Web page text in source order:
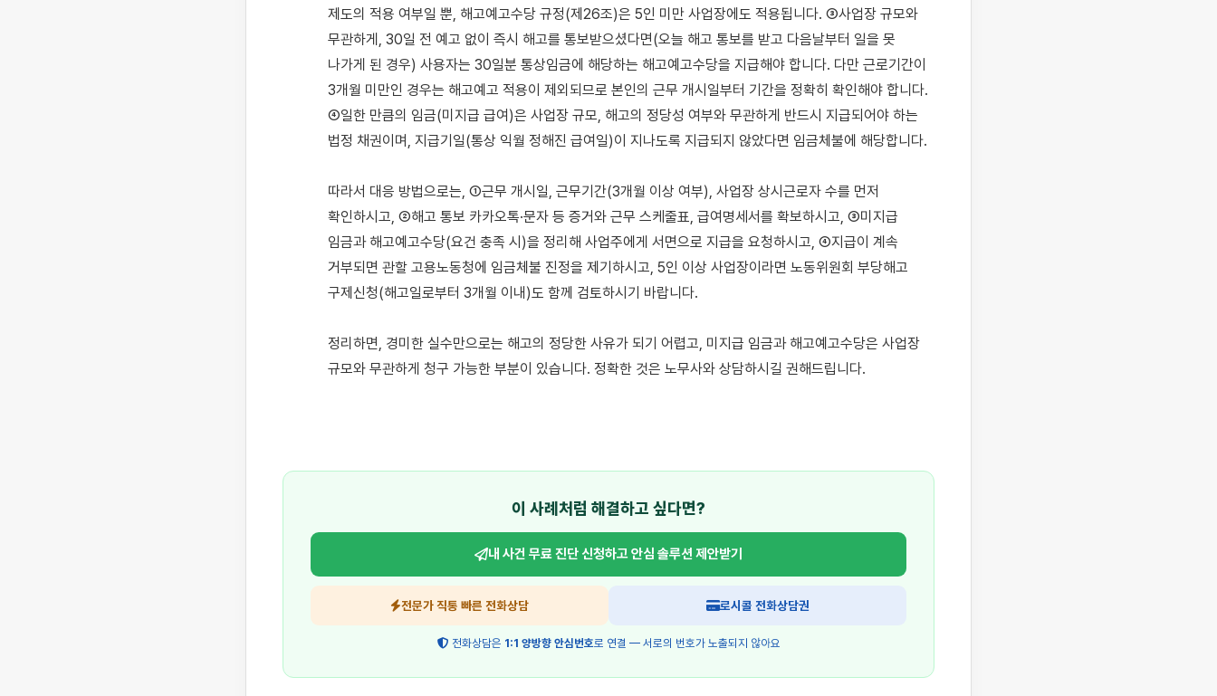
제도의 적용 여부일 뿐, 해고예고수당 규정(제26조)은 5인 미만 사업장에도 적용됩니다. ③사업장 규모와
무관하게, 30일 전 예고 없이 즉시 해고를 통보받으셨다면(오늘 해고 통보를 받고 다음날부터 일을 못
나가게 된 경우) 사용자는 30일분 통상임금에 해당하는 해고예고수당을 지급해야 합니다. 다만 근로기간이
3개월 미만인 경우는 해고예고 적용이 제외되므로 본인의 근무 개시일부터 기간을 정확히 확인해야 합니다.
④일한 만큼의 임금(미지급 급여)은 사업장 규모, 해고의 정당성 여부와 무관하게 반드시 지급되어야 하는
법정 채권이며, 지급기일(통상 익월 정해진 급여일)이 지나도록 지급되지 않았다면 임금체불에 해당합니다.
따라서 대응 방법으로는, ①근무 개시일, 근무기간(3개월 이상 여부), 사업장 상시근로자 수를 먼저
확인하시고, ②해고 통보 카카오톡·문자 등 증거와 근무 스케줄표, 급여명세서를 확보하시고, ③미지급
임금과 해고예고수당(요건 충족 시)을 정리해 사업주에게 서면으로 지급을 요청하시고, ④지급이 계속
거부되면 관할 고용노동청에 임금체불 진정을 제기하시고, 5인 이상 사업장이라면 노동위원회 부당해고
구제신청(해고일로부터 3개월 이내)도 함께 검토하시기 바랍니다.
정리하면, 경미한 실수만으로는 해고의 정당한 사유가 되기 어렵고, 미지급 임금과 해고예고수당은 사업장
규모와 무관하게 청구 가능한 부분이 있습니다. 정확한 것은 노무사와 상담하시길 권해드립니다.
이 사례처럼 해결하고 싶다면?
내 사건 무료 진단 신청하고안심 솔루션 제안받기
전문가 직통 빠른 전화상담 로시콜 전화상담권
전화상담은 1:1 양방향 안심번호로 연결 — 서로의 번호가 노출되지 않아요